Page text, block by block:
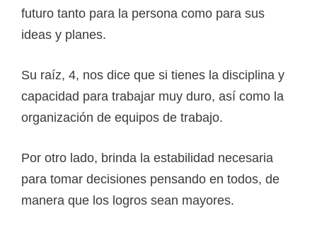
futuro tanto para la persona como para sus
ideas y planes.
Su raíz, 4, nos dice que si tienes la disciplina y
capacidad para trabajar muy duro, así como la
organización de equipos de trabajo.
Por otro lado, brinda la estabilidad necesaria
para tomar decisiones pensando en todos, de
manera que los logros sean mayores.